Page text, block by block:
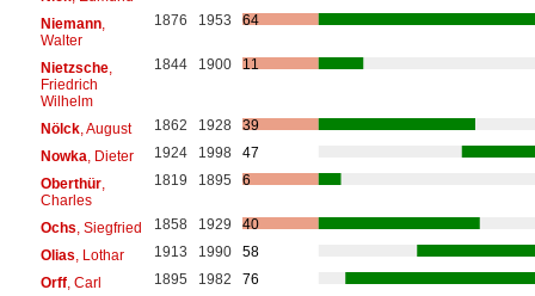
Niemann,
Walter
1876 1953 64
Nietzsche,
Friedrich
Wilhelm
1844 1900 11
Nölck, August 1862 1928
39
Nowka , Dieter 1924 1998
47
Oberthür,
Charles
1819 1895 6
Ochs , Siegfried 1858 1929
40
Olias , Lothar 1913 1990
58
Orff, Carl 1895 1982
76